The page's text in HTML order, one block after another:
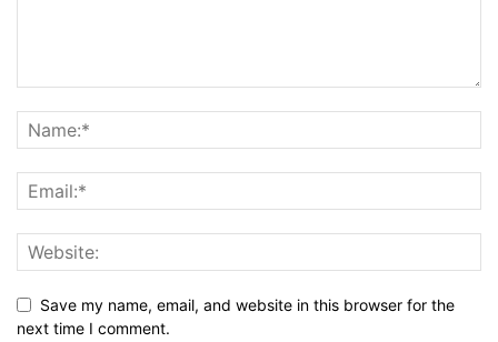
Save my name, email, and website in this browser for the
next time I comment.